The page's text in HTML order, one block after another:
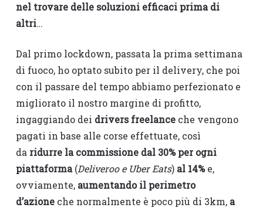
nel trovare delle soluzioni efficaci prima di
altri…
Dal primo lockdown, passata la prima settimana
di fuoco, ho optato subito per il delivery, che poi
con il passare del tempo abbiamo perfezionato e
migliorato il nostro margine di profitto,
ingaggiando dei drivers freelanceche vengono
pagati in base alle corse effettuate, così
da ridurre la commissione dal 30% per ogni
piattaforma(Deliveroo e Uber Eats) al 14%e,
ovviamente, aumentando il perimetro
d’azioneche normalmente è poco più di 3km, a